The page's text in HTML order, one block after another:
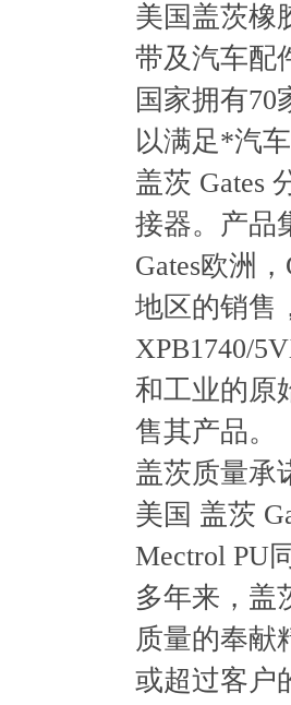
美国盖茨橡
带及汽车配
国家拥有
以满足*汽
盖茨 Gates
接器。产品
Gates欧洲
地区的销售
XPB1740/
和工业的原
售其产品。
盖茨质量承
美国 盖茨
Mectrol PU
多年来，盖
质量的奉献
或超过客户